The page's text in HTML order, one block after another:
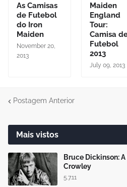
As Camisas
de Futebol
do Iron
Maiden
November 20,
2013
Maiden
England
Tour:
Camisa
Futebol
2013
July 09, 2013
Postagem Anterior
Mais vistos
Bruce Dickinson:
Crowley
5.7.11